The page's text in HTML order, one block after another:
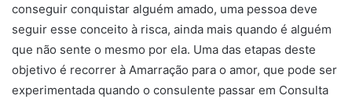
conseguir conquistar alguém amado, uma pessoa deve
seguir esse conceito à risca, ainda mais quando é alguém
que não sente o mesmo por ela. Uma das etapas deste
objetivo é recorrer à Amarração para o amor, que pode ser
experimentada quando o consulente passar em Consulta